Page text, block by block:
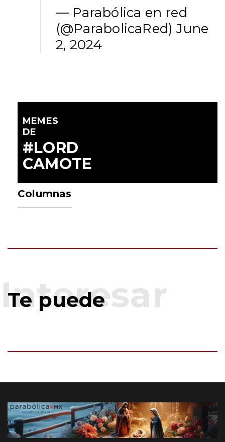
— Parabólica en red
(@ParabolicaRed)June
2, 2024
MEMES
DE
#LORD
CAMOTE
Columnas
Te puede